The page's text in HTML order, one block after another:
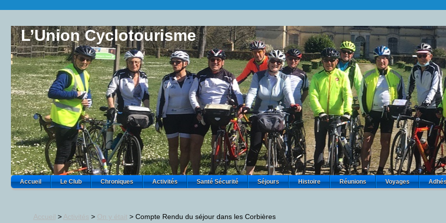
L’Union Cyclotourisme
Accueil Le Club Chroniques Activités Santé Sécurité Séjours Histoire Réunions Voyages
Accueil > Activités > On y était > Compte Rendu du séjour dans les Corbières